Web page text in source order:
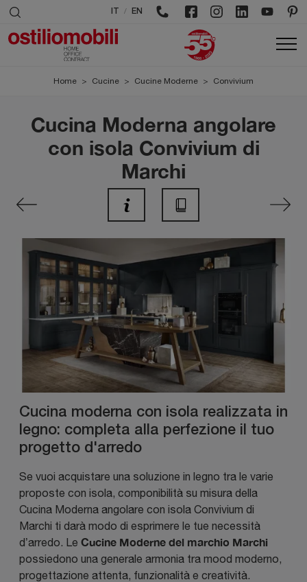
/ EN
Home > Cucine > Cucine Moderne > Convivium
Cucina Moderna angolare
con isola Convivium di
Marchi
Cucina moderna con isola realizzata in
legno: completa alla perfezione il tuo
progetto d'arredo
Se vuoi acquistare una soluzione in legno tra le varie
proposte con isola, componibilità su misura della
Cucina Moderna angolare con isola Convivium di
Marchi ti darà modo di esprimere le tue necessità
d’arredo. Le Cucine Moderne del marchio Marchi
possiedono una generale armonia tra mood moderno,
progettazione attenta, funzionalità e creatività.